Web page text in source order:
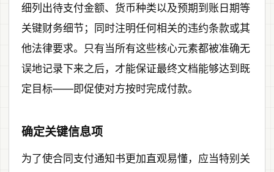
细列出待支付金额、货币种类以及预期到账日期等
关键财务细节；同时注明任何相关的违约条款或其
他法律要求。只有当所有这些核心元素都被准确无
误地记录下来之后，才能保证最终文档能够达到既
定目标——即促使对方按时完成付款。
确定关键信息项
为了使合同支付通知书更加直观易懂，应当特别关